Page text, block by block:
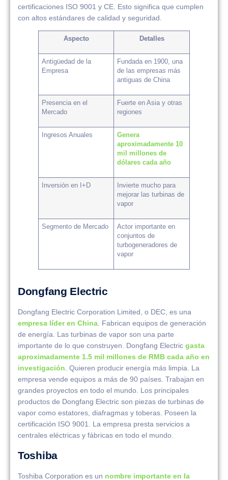
certificaciones ISO 9001 y CE. Esto significa que cumplen
con altos estándares de calidad y seguridad.
Aspecto Detalles
Antigüedad de la
Empresa
Fundada en 1900, una
de las empresas más
antiguas de China
Presencia en el
Mercado
Fuerte en Asia y otras
regiones
Ingresos Anuales
Genera
aproximadamente 10
mil millones de
dólares cada año
Inversión en I+D
Invierte mucho para
mejorar las turbinas de
vapor
Segmento de Mercado
Actor importante en
conjuntos de
turbogeneradores de
vapor
Dongfang Electric
Dongfang Electric Corporation Limited, o DEC, es una
empresa líder en China . Fabrican equipos de generación
de energía. Las turbinas de vapor son una parte
importante de lo que construyen. Dongfang Electric gasta
aproximadamente 1.5 mil millones de RMB cada año en
investigación . Quieren producir energía más limpia. La
empresa vende equipos a más de 90 países. Trabajan en
grandes proyectos en todo el mundo. Los principales
productos de Dongfang Electric son piezas de turbinas de
vapor como estatores, diafragmas y toberas. Poseen la
certificación ISO 9001. La empresa presta servicios a
centrales eléctricas y fábricas en todo el mundo.
Toshiba
Toshiba Corporation es un nombre importante en la